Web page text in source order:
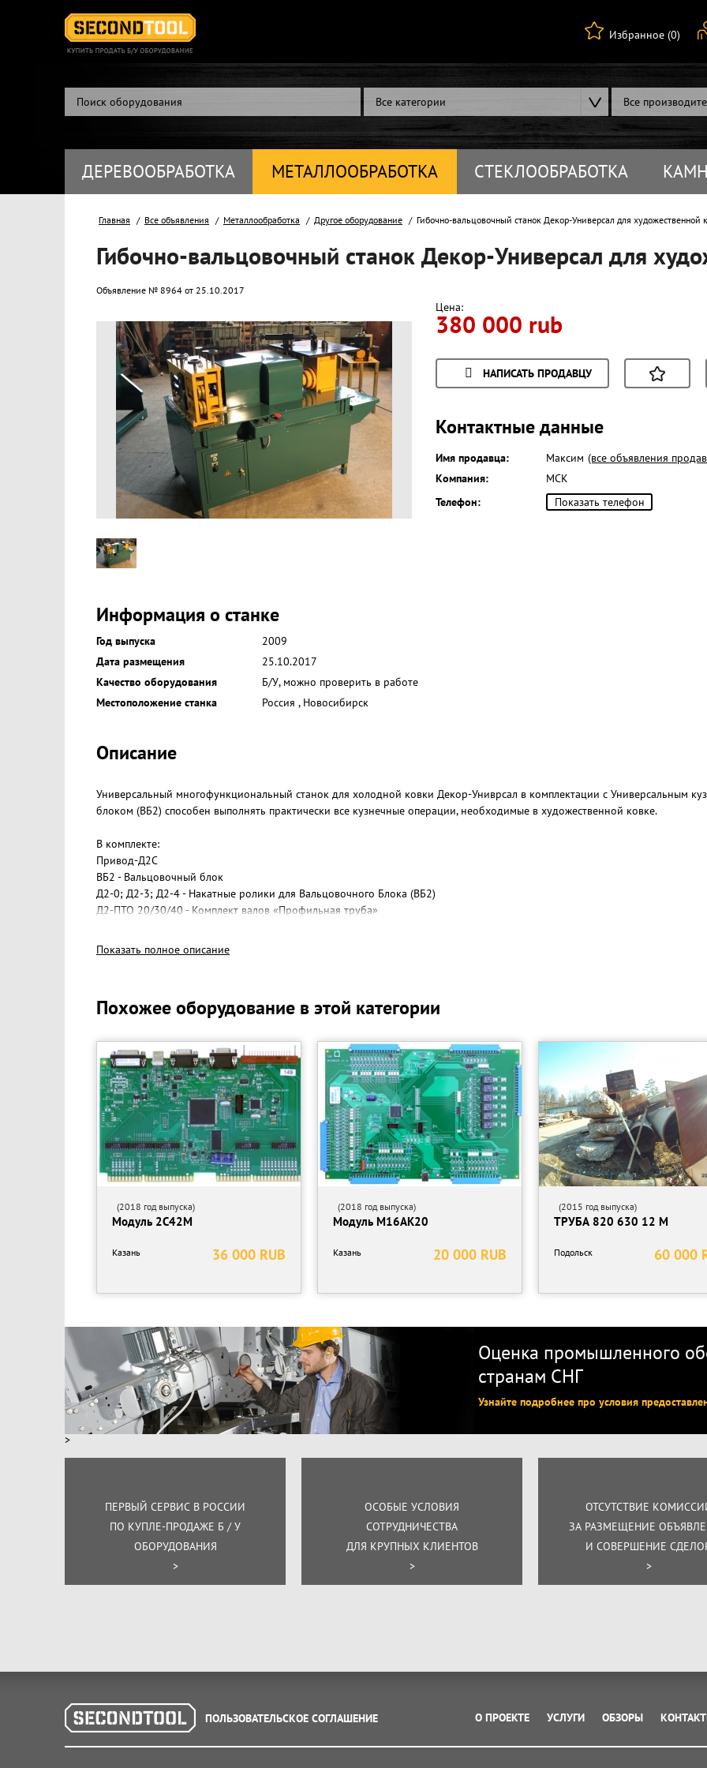
Избранное (0)
Все категории Все
ДЕРЕВООБРАБОТКА МЕТАЛЛООБРАБОТКА СТЕКЛООБРАБОТКА
Главная Все объявления Металлообработка Другое оборудование Гибочно-вальцовочный станок Декор-Универсал для художественной
Гибочно-вальцовочный станок Декор-Универсал для
Объявление № 8964 от 25.10.2017
Цена:
380 000 rub
НАПИСАТЬ ПРОДАВЦУ
Контактные данные
Имя продавца: Максим (все объявления
Компания:
МСК
Телефон:
Показать телефон
Информация о станке
Год выпуска
2009
Дата размещения
25.10.2017
Качество оборудования
Б/У, можно проверить в работе
Местоположение станка
Россия , Новосибирск
Описание
Универсальный многофункциональный станок для холодной ковки Декор-Униврсал в комплектации с Универсальным
блоком (ВБ2) способен выполнять практически все кузнечные операции, необходимые в художественной ковке.
В комплекте:
Привод-Д2С
ВБ2 - Вальцовочный блок
Д2-0; Д2-3; Д2-4 - Накатные ролики для Вальцовочного Блока (ВБ2)
Д2-ПТО 20/30/40 - Комплект валов «Профильная труба»
РГ-1 - Встроенный трехвалковый трубогиб с двумя ведущими валами
Б-50; Б-70; Б-60; Б-114 - Барабаны для навивки колец
УКГБ-П3 - Консоль (длина L=1,5 м)
Мощность электродвигателя: 3,0 кВТ.
Ток питания сети: 380 В, 50 Гц, переменный, "трехфазный"
Частота вращения рабочих валов: 8,5 об/мин.
Направление вращения: реверсивное.
Габаритные размеры: 1590х955х950мм.
Масса: 509 кг
ТОРГ
Показать полное описание
Похожее оборудование в этой категории
(2018 год выпуска)
Модуль 2С42М
36 000 RUB
Казань
(2018 год выпуска)
Модуль М16АК20
20 000 RUB
Казань
(2015 год выпуска)
ТРУБА 820 630 12 М
60 000
Подольск
Оценка промышленного
странам СНГ
Узнайте подробнее про условия
>
ПЕРВЫЙ СЕРВИС В РОССИИ
ПО КУПЛЕ-ПРОДАЖЕ Б / У
ОБОРУДОВАНИЯ
>
ОСОБЫЕ УСЛОВИЯ
СОТРУДНИЧЕСТВА
ДЛЯ КРУПНЫХ КЛИЕНТОВ
>
ОТСУТСТВИЕ
ЗА РАЗМЕЩЕНИЕ
И СОВЕРШЕНИЕ
>
ПОЛЬЗОВАТЕЛЬСКОЕ СОГЛАШЕНИЕ О ПРОЕКТЕ УСЛУГИ ОБЗОРЫ